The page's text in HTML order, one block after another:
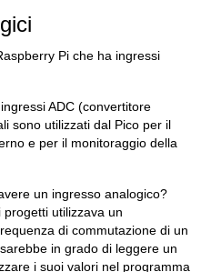
Pi che ha ingressi
ADC (convertitore
sono utilizzati dal Pico per il
e per il monitoraggio della
un ingresso analogico?
utilizzava un
di commutazione di un
in grado di leggere un
i suoi valori nel programma